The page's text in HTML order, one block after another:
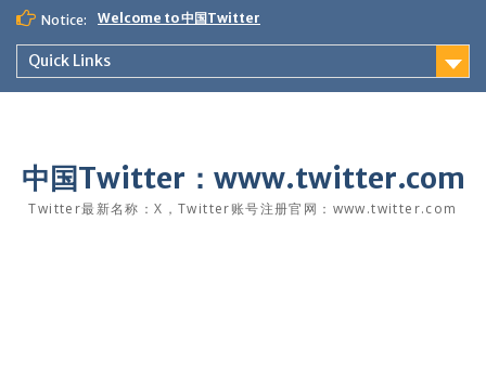
Skip
content
Notice: Welcome to 中国Twitter
Quick Links
中国Twitter：www.twitter.com
Twitter最新名称：X，Twitter账号注册官网：www.twitter.com